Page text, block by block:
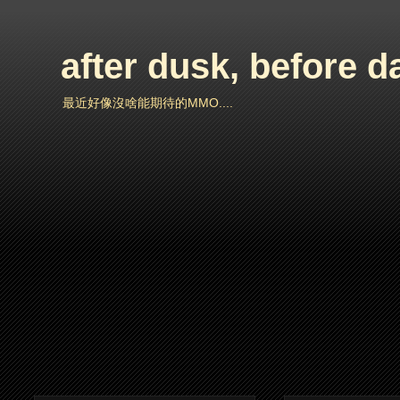
after dusk, before
最近好像沒啥能期待的MMO....